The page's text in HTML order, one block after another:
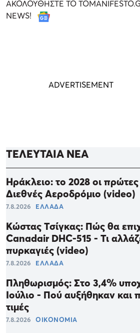
ΑΚΟΛΟΥΘΗΣΤΕ ΤΟ
NEWS!
ΤΕΛΕΥΤΑΙΑ ΝΕΑ
Ηράκλειο: το 2028 οι
Διεθνές Αεροδρόμιο (video)
7.8.2026 ΕΛΛΑΔΑ
Κώστας Τσίγκας: Πώς θα
Canadair DHC-515 - Τι
πυρκαγιές (video)
7.8.2026 ΕΛΛΑΔΑ
Πληθωρισμός: Στο 3,4%
Ιούλιο - Πού αυξήθηκαν και
τιμές
7.8.2026 ΟΙΚΟΝΟΜΙΑ